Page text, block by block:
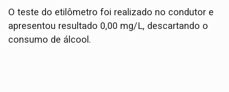
O teste do etilômetro foi realizado no condutor e
apresentou resultado 0,00 mg/L, descartando o
consumo de álcool.